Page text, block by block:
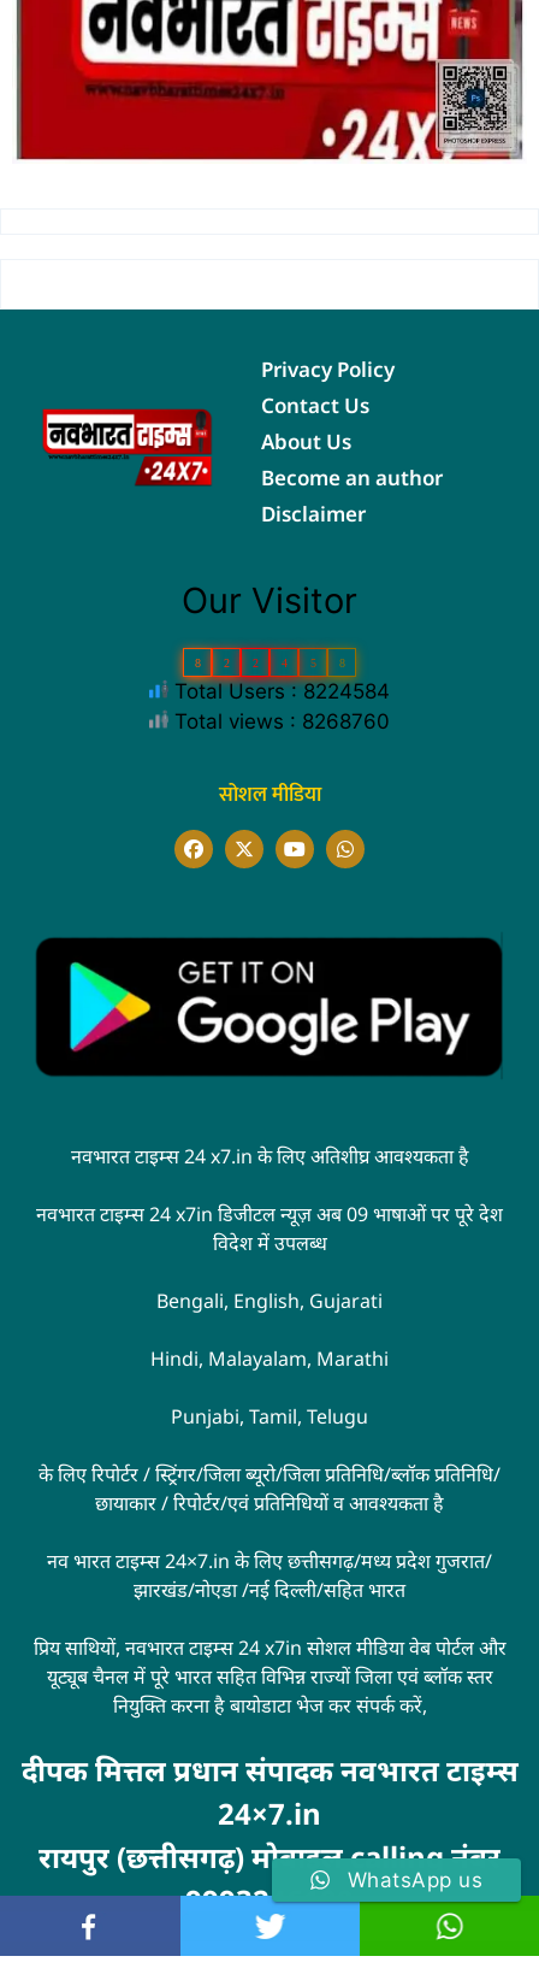
Privacy Policy
Contact Us
About Us
Become an author
Disclaimer
Our Visitor
8 2 2 4 5 8
Total Users : 8224584
Total views : 8268760
सोशल मीडिया
नवभारत टाइम्स 24 x7.in के लिए अतिशीघ्र आवश्यकता है
नवभारत टाइम्स 24 x7in डिजीटल न्यूज़ अब 09 भाषाओं पर पूरे देश
विदेश में उपलब्ध
Bengali, English, Gujarati
Hindi, Malayalam, Marathi
Punjabi, Tamil, Telugu
के लिए रिपोर्टर / स्ट्रिंगर/जिला ब्यूरो/जिला प्रतिनिधि/ब्लॉक प्रतिनिधि/
छायाकार / रिपोर्टर/एवं प्रतिनिधियों व आवश्यकता है
नव भारत टाइम्स 24×7.in के लिए छत्तीसगढ़/मध्य प्रदेश गुजरात/
झारखंड/नोएडा /नई दिल्ली/सहित भारत
प्रिय साथियों, नवभारत टाइम्स 24 x7in सोशल मीडिया वेब पोर्टल और
यूट्यूब चैनल में पूरे भारत सहित विभिन्न राज्यों जिला एवं ब्लॉक स्तर
नियुक्ति करना है बायोडाटा भेज कर संपर्क करें,
दीपक मित्तल प्रधान संपादक नवभारत टाइम्स
24×7.in
रायपुर (छत्तीसगढ़) मोबाइल calling नंबर
9993246100
MarketingHack4U
WhatsApp us